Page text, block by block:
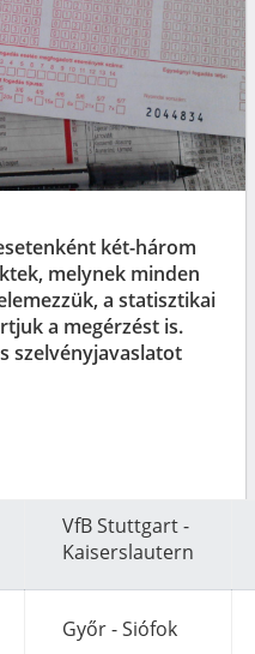
két-három
melynek minden
a statisztikai
a megérzést is.
szelvényjavaslatot
VfB Stuttgart -
Kaiserslautern
Győr - Siófok